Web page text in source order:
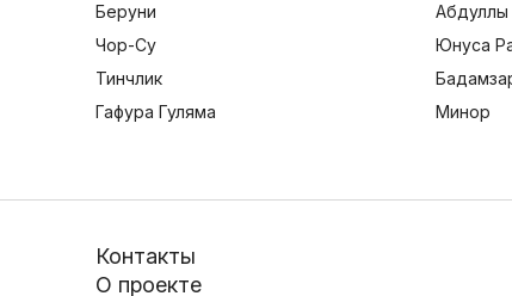
Беруни
Чор-Су
Тинчлик
Гафура Гуляма
Юнуса
Минор
Контакты
О проекте